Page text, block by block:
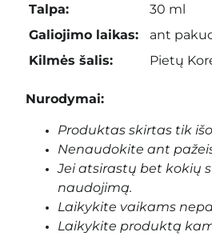
Talpa:
30 ml
Galiojimo laikas:
ant
Kilmės šalis:
Pietų
Nurodymai:
Produktas skirtas tik
Nenaudokite ant
Jei atsirastų bet kokių
naudojimą.
Laikykite vaikams
Laikykite produktą